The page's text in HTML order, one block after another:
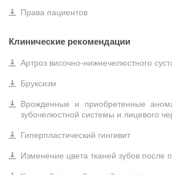
Права пациентов
Клинические рекомендации
Артроз височно-нижнечелюстного
Бруксизм
Врожденные и приобретенные
зубочелюстной системы и лицевого
Гиперпластический гингивит
Изменение цвета тканей зубов после